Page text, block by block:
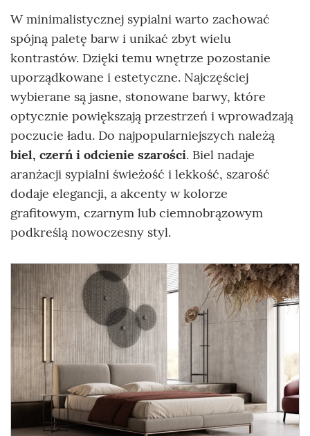
W minimalistycznej sypialni warto zachować
spójną paletę barw i unikać zbyt wielu
kontrastów. Dzięki temu wnętrze pozostanie
uporządkowane i estetyczne. Najczęściej
wybierane są jasne, stonowane barwy, które
optycznie powiększają przestrzeń i wprowadzają
poczucie ładu. Do najpopularniejszych należą
biel, czerń i odcienie szarości. Biel nadaje
aranżacji sypialni świeżość i lekkość, szarość
dodaje elegancji, a akcenty w kolorze
grafitowym, czarnym lub ciemnobrązowym
podkreślą nowoczesny styl.